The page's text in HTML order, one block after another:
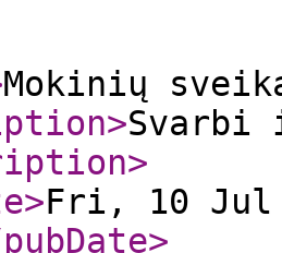
Mokinių
>Svarbi
>
>Fri, 10 Jul
>